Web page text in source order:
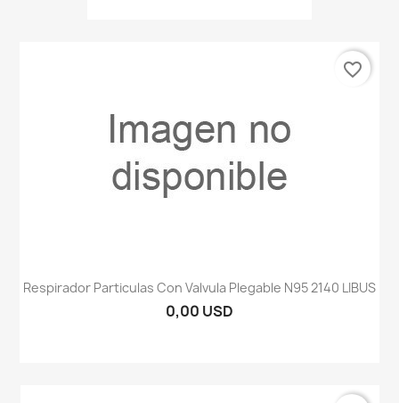
Respirador Particulas Con Valvula Plegable N95 2140 LIBUS
0,00 USD
favorite_border